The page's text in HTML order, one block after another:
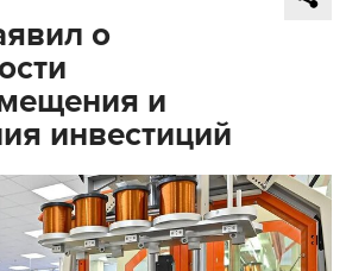
о
и
инвестиций